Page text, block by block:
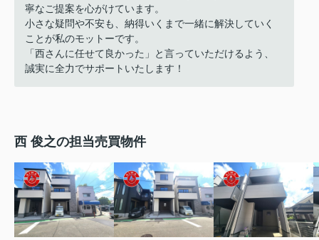
寧なご提案を心がけています。
小さな疑問や不安も、納得いくまで一緒に解決していく
ことが私のモットーです。
「西さんに任せて良かった」と言っていただけるよう、
誠実に全力でサポートいたします！
西 俊之の担当売買物件